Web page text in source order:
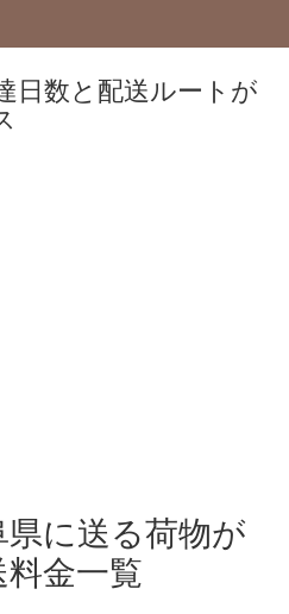
日数と配送ルートが
に送る荷物が
金一覧